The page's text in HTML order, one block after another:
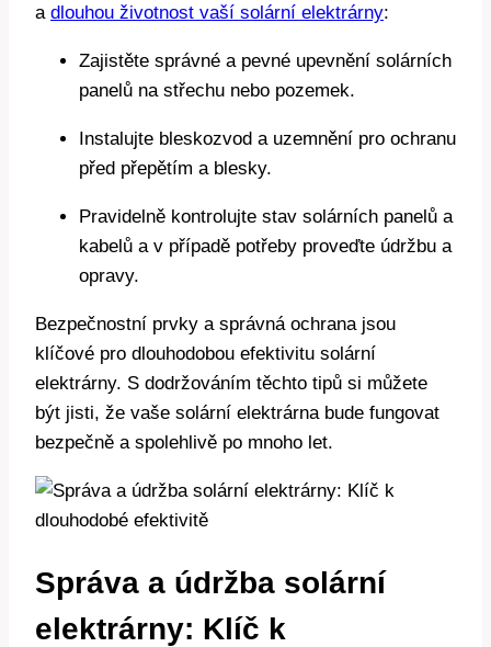
a dlouhou životnost vaší solární elektrárny:
Zajistěte správné a pevné upevnění solárních
panelů na střechu nebo pozemek.
Instalujte bleskozvod a uzemnění pro ochranu
před přepětím a blesky.
Pravidelně kontrolujte stav solárních panelů a
kabelů a v případě potřeby proveďte údržbu a
opravy.
Bezpečnostní prvky a správná ochrana jsou
klíčové pro dlouhodobou efektivitu solární
elektrárny. S dodržováním těchto tipů si můžete
být jisti, že vaše solární elektrárna bude fungovat
bezpečně a spolehlivě po mnoho let.
Správa a údržba solární
elektrárny: Klíč k